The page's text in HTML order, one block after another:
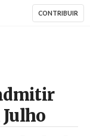
CONTRIBUIR